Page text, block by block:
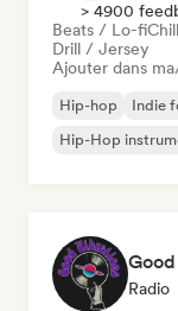
> 4900
Beats / Lo-fi
Drill / Jersey
Ajouter dans
Hip-hop Indie
Hip-Hop
Radio